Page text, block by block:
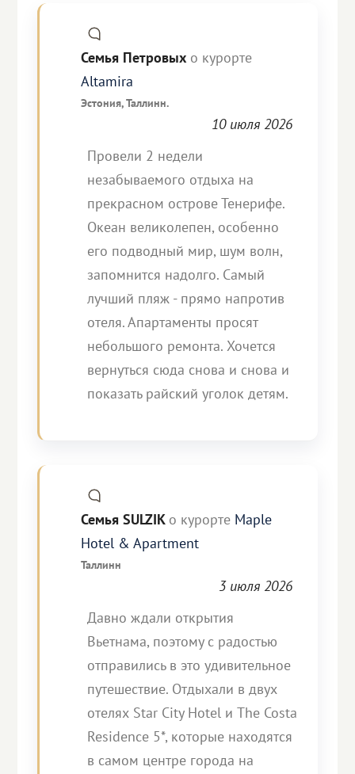
Семья Петровых о курорте
Altamira
Эстония, Таллинн.
10 июля 2026
Провели 2 недели
незабываемого отдыха на
прекрасном острове Тенерифе.
Океан великолепен, особенно
его подводный мир, шум волн,
запомнится надолго. Самый
лучший пляж - прямо напротив
отеля. Апартаменты просят
небольшого ремонта. Хочется
вернуться сюда снова и снова и
показать райский уголок детям.
Семья SULZIK о курорте Maple
Hotel & Apartment
Таллинн
3 июля 2026
Давно ждали открытия
Вьетнама, поэтому с радостью
отправились в это удивительное
путешествие. Отдыхали в двух
отелях Star City Hotel и The Costa
Residence 5*, которые находятся
в самом центре города на